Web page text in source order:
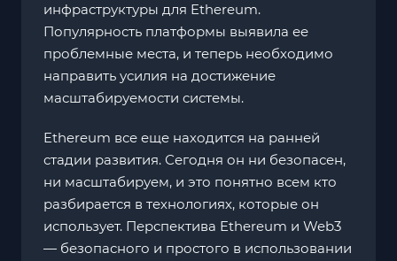
инфраструктуры для Ethereum.
Популярность платформы выявила ее
проблемные места, и теперь необходимо
направить усилия на достижение
масштабируемости системы.
Ethereum все еще находится на ранней
стадии развития. Сегодня он ни безопасен,
ни масштабируем, и это понятно всем кто
разбирается в технологиях, которые он
использует. Перспектива Ethereum и Web3
— безопасного и простого в использовании